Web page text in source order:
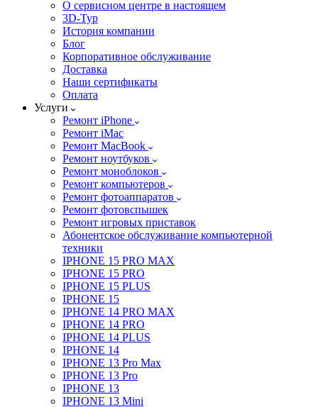
О сервисном центре в настоящем
3D-Тур
История компании
Блог
Корпоративное обслуживание
Доставка
Наши сертификаты
Оплата
Услуги
Ремонт iPhone
Ремонт iMac
Ремонт MacBook
Ремонт ноутбуков
Ремонт моноблоков
Ремонт компьютеров
Ремонт фотоаппаратов
Ремонт фотовспышек
Ремонт игровых приставок
Абонентское обслуживание компьютерной
техники
IPHONE 15 PRO MAX
IPHONE 15 PRO
IPHONE 15 PLUS
IPHONE 15
IPHONE 14 PRO MAX
IPHONE 14 PRO
IPHONE 14 PLUS
IPHONE 14
IPHONE 13 Pro Max
IPHONE 13 Pro
IPHONE 13
IPHONE 13 Mini